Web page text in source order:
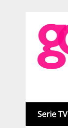
Serie TV